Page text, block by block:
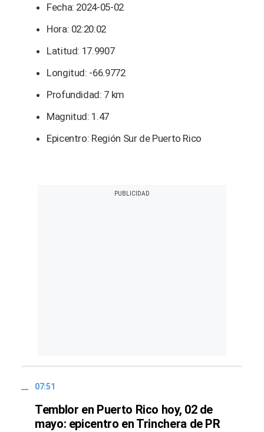
Fecha: 2024-05-02
Hora: 02:20:02
Latitud: 17.9907
Longitud: -66.9772
Profundidad: 7 km
Magnitud: 1.47
Epicentro: Región Sur de Puerto Rico
07:51
Temblor en Puerto Rico hoy, 02 de
mayo: epicentro en Trinchera de PR